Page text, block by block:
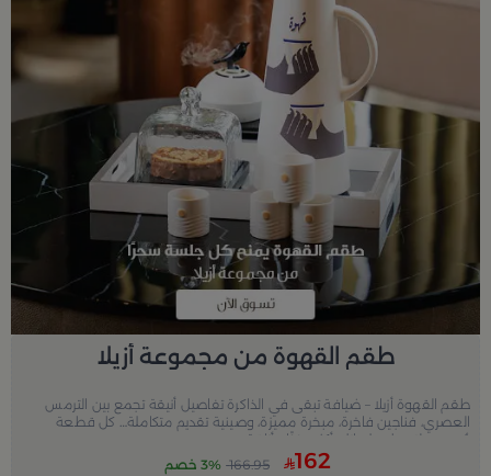
طقم القهوة من مجموعة أزيلا
طقم القهوة أزيلا – ضيافة تبقى في الذاكرة تفاصيل أنيقة تجمع بين الترمس
العصري، فناجين فاخرة، مبخرة مميزة، وصينية تقديم متكاملة… كل قطعة
صُممت لتجعل جلساتك أكثر دفئًا وأناقة.
162
166.95 3% خصم